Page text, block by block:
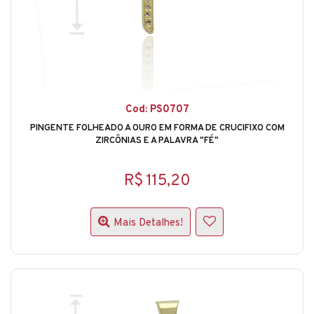
Cod: PS0707
PINGENTE FOLHEADO A OURO EM FORMA DE CRUCIFIXO COM
ZIRCÔNIAS E A PALAVRA "FÉ"
R$ 115,20
Mais Detalhes!